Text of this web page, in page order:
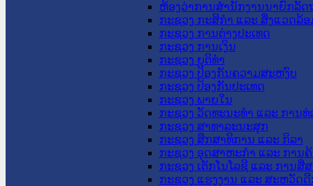
ຫ້ອງວ່າການສຳນັກງານນາຍົກລັດ
ກະຊວງ ກະສິກຳ ແລະ ສິ່ງແວດລ້ອ
ກະຊວງ ການຕ່າງປະເທດ
ກະຊວງ ການເງິນ
ກະຊວງ ຍຸຕິທໍາ
ກະຊວງ ປ້ອງກັນຄວາມສະຫງົບ
ກະຊວງ ປ້ອງກັນປະເທດ
ກະຊວງ ພາຍໃນ
ກະຊວງ ວັດທະນະທຳ ແລະ ການທ່
ກະຊວງ ສາທາລະນະສຸກ
ກະຊວງ ສຶກສາທິການ ແລະ ກິລາ
ກະຊວງ ອຸດສາຫະກຳ ແລະ ການຄ້
ກະຊວງ ເຕັກໂນໂລຊີ ແລະ ການສື່
ກະຊວງ ແຮງງານ ແລະ ສະຫວັດ